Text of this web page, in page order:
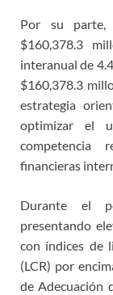
Por su parte,
$160,378.3
interanual de
$160,378.3
estrategia
optimizar el
competencia
financieras
Durante el
presentando
con índices de
(LCR) por
de Adecuación